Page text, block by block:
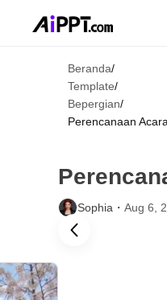
Beranda/
Template/
Bepergian/
Perencanaan
Sophia・ Aug 6,